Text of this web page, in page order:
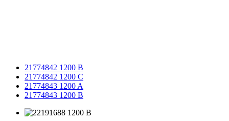
21774842 1200 B
21774842 1200 C
21774843 1200 A
21774843 1200 B